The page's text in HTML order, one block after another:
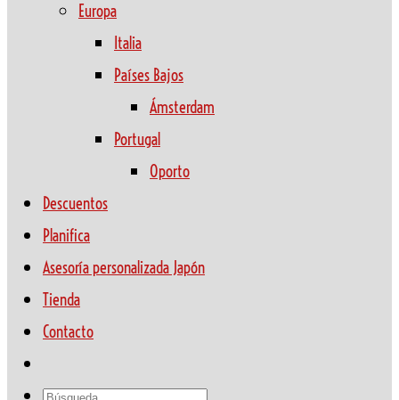
Europa
Italia
Países Bajos
Ámsterdam
Portugal
Oporto
Descuentos
Planifica
Asesoría personalizada Japón
Tienda
Contacto